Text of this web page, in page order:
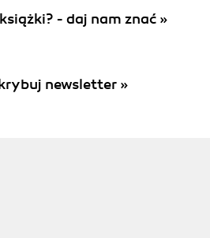
- daj nam znać »
newsletter »